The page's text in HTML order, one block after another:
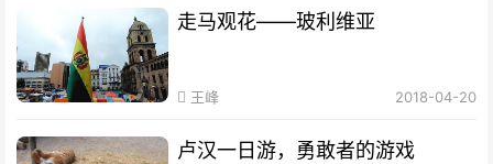
走马观花——玻利维亚
王峰 2018-04-20
卢汉一日游，勇敢者的游戏